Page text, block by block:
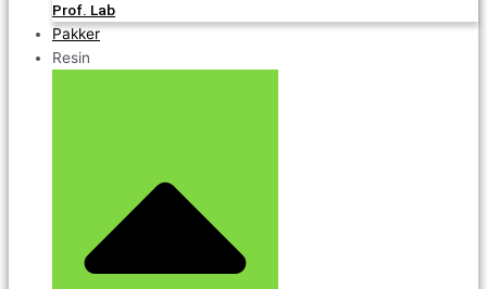
Prof. Lab
Pakker
Resin